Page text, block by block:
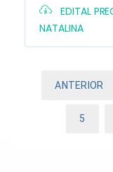
EDITAL
NATALINA
ANTERIOR
5